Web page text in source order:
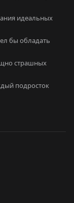
идеальных
бы обладать
страшных
подросток